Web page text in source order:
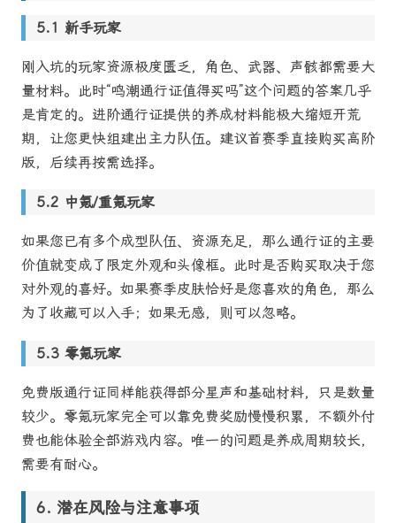
新手玩家
刚入坑的玩家资源极度匮乏，角色、武器、声骸都需要大
量材料。此时“鸣潮通行证值得买吗”这个问题的答案几乎
是肯定的。进阶通行证提供的养成材料能极大缩短开荒
期，让您更快组建出主力队伍。建议首赛季直接购买高阶
版，后续再按需选择。
中氪/重氪玩家
如果您已有多个成型队伍、资源充足，那么通行证的主要
价值就变成了限定外观和头像框。此时是否购买取决于您
对外观的喜好。如果赛季皮肤恰好是您喜欢的角色，那么
为了收藏可以入手；如果无感，则可以忽略。
零氪玩家
免费版通行证同样能获得部分星声和基础材料，只是数量
较少。零氪玩家完全可以靠免费奖励慢慢积累，不额外付
费也能体验全部游戏内容。唯一的问题是养成周期较长，
需要有耐心。
潜在风险与注意事项